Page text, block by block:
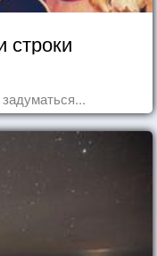
строки